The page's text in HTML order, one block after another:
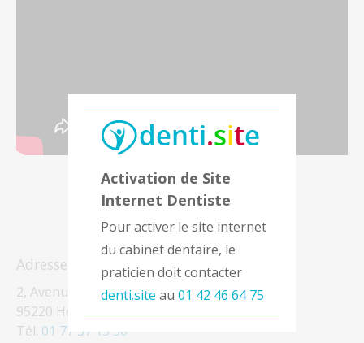
Adresse
2, Avenue Philippe Seguin
95220 Herblay-sur-Seine
Tél. 01 77 37 15 30
Activation de Site
Internet Dentiste
Pour activer le site internet
du cabinet dentaire, le
praticien doit contacter
denti.site au 01 42 46 64 75